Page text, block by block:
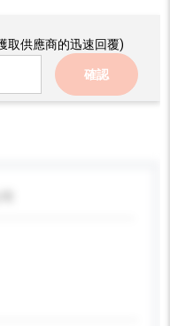
取供應商的迅速回覆)
確認